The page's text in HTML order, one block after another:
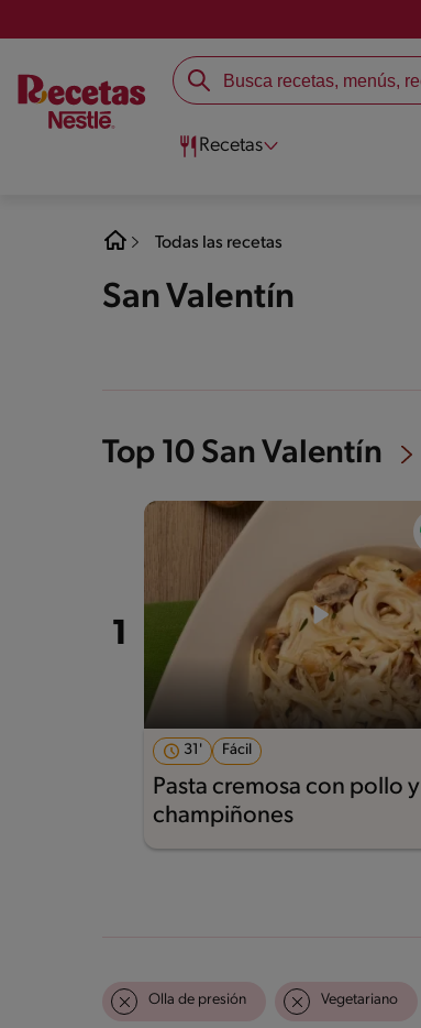
Recetas
Todas las recetas
San Valentín
Top 10 San Valentín
31' Fácil
Pasta cremosa con pollo y
champiñones
Olla de presión Vegetariano